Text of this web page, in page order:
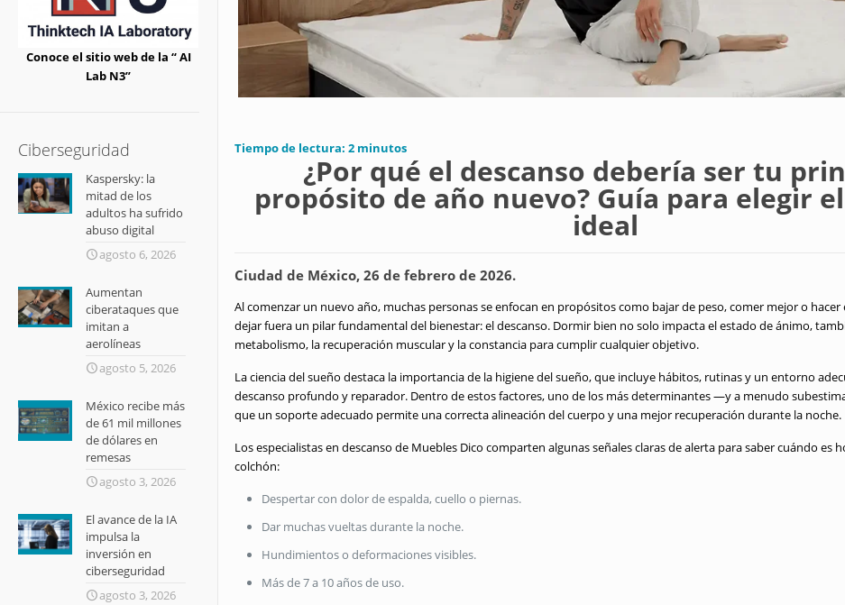
Tiempo de lectura:2 minutos
¿Por qué el descanso debería ser tu
propósito de año nuevo? Guía para elegir
ideal
Ciudad de México, 26 de febrero de 2026.
Al comenzar un nuevo año, muchas personas se enfocan en propósitos como bajar de peso, comer mejor o hacer
dejar fuera un pilar fundamental del bienestar: el descanso. Dormir bien no solo impacta el estado de ánimo,
metabolismo, la recuperación muscular y la constancia para cumplir cualquier objetivo.
La ciencia del sueño destaca la importancia de la higiene del sueño, que incluye hábitos, rutinas y un entorno
descanso profundo y reparador. Dentro de estos factores, uno de los más determinantes —y a menudo
que un soporte adecuado permite una correcta alineación del cuerpo y una mejor recuperación durante la noche.
Los especialistas en descanso de Muebles Dico comparten algunas señales claras de alerta para saber cuándo es
colchón:
Despertar con dolor de espalda, cuello o piernas.
Dar muchas vueltas durante la noche.
Hundimientos o deformaciones visibles.
Más de 7 a 10 años de uso.
Conoce el sitio web de la “ AI
Lab N3”
Ciberseguridad
Kaspersky: la
mitad de los
adultos ha sufrido
abuso digital
agosto 6, 2026
Aumentan
ciberataques que
imitan a
aerolíneas
agosto 5, 2026
México recibe más
de 61 mil millones
de dólares en
remesas
agosto 3, 2026
El avance de la IA
impulsa la
inversión en
ciberseguridad
agosto 3, 2026